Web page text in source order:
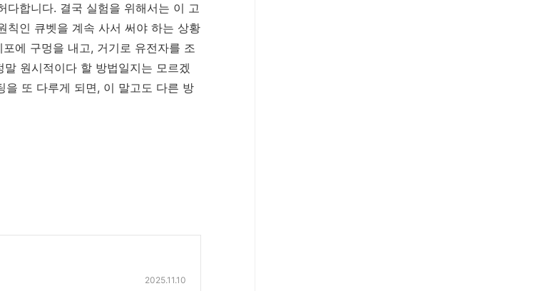
합니다. 결국 실험을 위해서는 이 고
칙인 큐벳을 계속 사서 써야 하는 상황
에 구멍을 내고, 거기로 유전자를 조
원시적이다 할 방법일지는 모르겠
을 또 다루게 되면, 이 말고도 다른 방
2025.11.10